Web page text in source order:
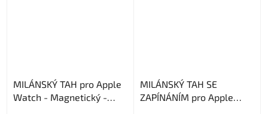
MILÁNSKÝ TAH pro Apple
Watch - Magnetický -
MILÁNSKÝ TAH SE
ZAPÍNÁNÍM pro Apple